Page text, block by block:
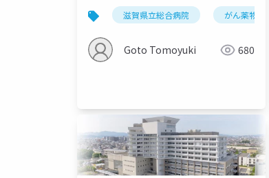
滋賀県立総合病院 がん薬物療法
Goto Tomoyuki 680